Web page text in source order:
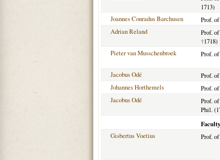
1713)
Joannes Conradus Barchusen
Prof.
Adrian Reland
Prof.
†1718)
Pieter van Musschenbroek
Prof.
Jacobus Odé
Prof.
Johannes Horthemels
Prof.
Jacobus Odé
Prof.
Phil.
Gisbertus Voetius
Prof.